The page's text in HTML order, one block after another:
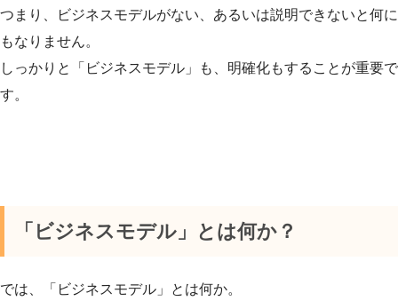
つまり、ビジネスモデルがない、あるいは説明できないと何に
もなりません。
しっかりと「ビジネスモデル」も、明確化もすることが重要で
す。
「ビジネスモデル」とは何か？
では、「ビジネスモデル」とは何か。